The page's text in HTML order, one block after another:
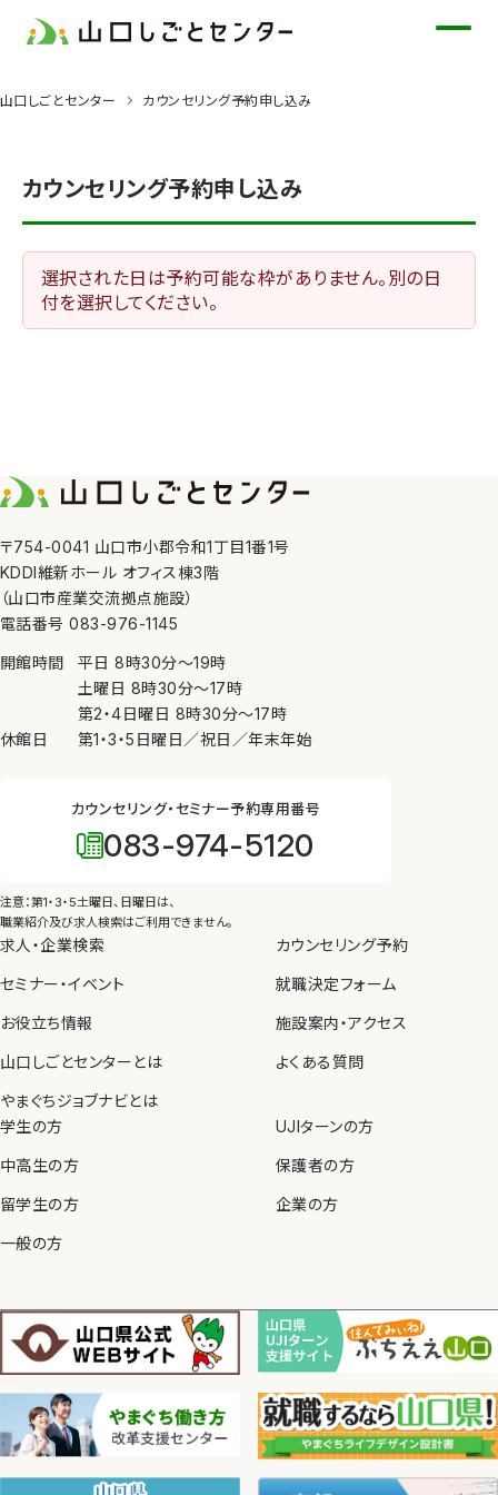
コ
山口しごとセンター カウンセリング予約申し込み
カウンセリング予約申し込み
選択された日は予約可能な枠がありません。別の日
付を選択してください。
〒754-0041 山口市小郡令和1丁目1番1号
KDDI維新ホール オフィス棟3階
（山口市産業交流拠点施設）
電話番号 083-976-1145
開館時間 平日8時30分〜19時
土曜日 8時30分〜17時
第2・4日曜日 8時30分〜17時
休館日
第1・3・5日曜日／祝日／年末年始
カウンセリング・セミナー予約専用番号
083-974-5120
注意：第1・3・5土曜日、日曜日は、
職業紹介及び求人検索はご利用できません。
求人・企業検索
セミナー・イベント
お役立ち情報
山口しごとセンターとは
やまぐちジョブナビとは
カウンセリング予約
就職決定フォーム
施設案内・アクセス
よくある質問
学生の方
中高生の方
留学生の方
一般の方
UJIターンの方
保護者の方
企業の方